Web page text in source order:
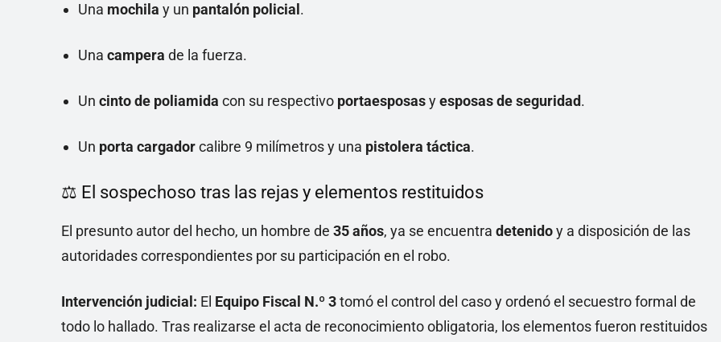
Una mochila y un pantalón policial .
Una campera de la fuerza.
Un cinto de poliamida con su respectivo portaesposasyesposas de seguridad.
Un porta cargadorcalibre 9 milímetros y una pistolera táctica.
⚖️ El sospechoso tras las rejas y elementos restituidos
El presunto autor del hecho, un hombre de 35 años, ya se encuentra detenidoy a disposición de las
autoridades correspondientes por su participación en el robo.
Intervención judicial: El Equipo Fiscal N.º 3tomó el control del caso y ordenó el secuestro formal de
todo lo hallado. Tras realizarse el acta de reconocimiento obligatoria, los elementos fueron restituidos